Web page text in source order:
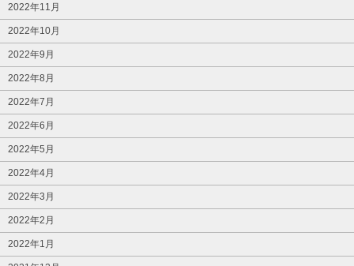
2022年11月
2022年10月
2022年9月
2022年8月
2022年7月
2022年6月
2022年5月
2022年4月
2022年3月
2022年2月
2022年1月